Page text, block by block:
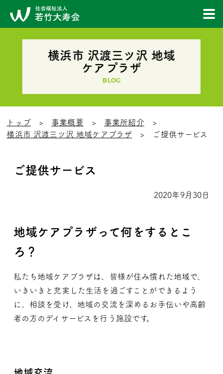
横浜市 沢渡三ツ沢 地域
ケアプラザ
BLOG
トップ 事業概要
事業所紹介
横浜市 沢渡三ツ沢 地域ケアプラザ
ご提供サービス
ご提供サービス
2020年9月30日
地域ケアプラザって何をするとこ
ろ？
私たち地域ケアプラザは、皆様が住み慣れた地域で、
いきいきと充実した生活を過ごすことができるよう
に、相談を受け、地域の交流を深めるお手伝いや高齢
者の方のデイサービスを行う施設です。